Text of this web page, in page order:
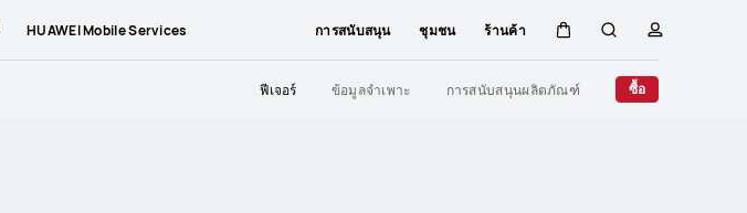
HUAWEI Mobile Services การสนับสนุน ชุมชน ร้านค้า
ตะกร้าค้นหาโปรไฟล์
ฟีเจอร์ ข้อมูลจำเพาะ การสนับสนุนผลิตภัณฑ์ ซื้อ